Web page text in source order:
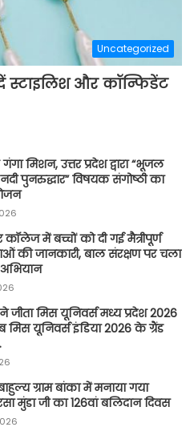
Uncategorized
और कॉन्फिडेंट
मिशन, उत्तर प्रदेश द्वारा “भूजल
पुनरुद्धार” विषयक संगोष्ठी का
में बच्चों को दी गई मैत्रीपूर्ण
की जानकारी, बाल संरक्षण पर चला
ने जीता मिस यूनिवर्स मध्य प्रदेश 2026
मिस यूनिवर्स इंडिया 2026 के ग्रैंड
ग्राम बांका में मनाया गया
मुंडा जी का 126वां बलिदान दिवस